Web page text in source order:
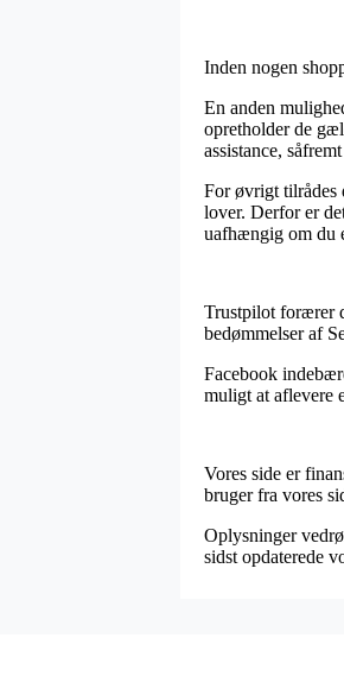
Inden nogen
En anden
opretholder de
assistance,
For øvrigt tilrådes
lover. Derfor er
uafhængig om du
Trustpilot forærer
bedømmelser af
Facebook
muligt at aflevere
Vores side er
bruger fra vores
Oplysninger
sidst opdaterede